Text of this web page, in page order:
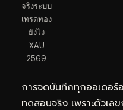
จริงระบบ
เทรดทอง
ยังไง
XAU
2569
การจดบันทึกทุกออเดอร์
ทดสอบจริง เพราะตัวเล